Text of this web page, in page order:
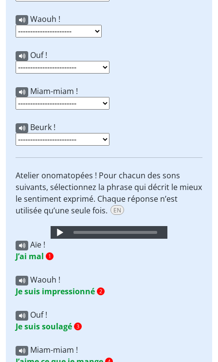
Waouh !
Ouf !
Miam-miam !
Beurk !
Atelier onomatopées ! Pour chacun des sons
suivants, sélectionnez la phrase qui décrit le mieux
le sentiment exprimé. Chaque réponse n’est
utilisée qu’une seule fois.
EN
Audio
Aïe !
J’ai mal
1
Waouh !
Je suis impressionné 2
Ouf !
Je suis soulagé 3
Miam-miam !